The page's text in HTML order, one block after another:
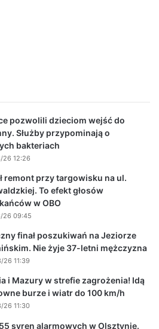
pozwolili dzieciom wejść do
Służby przypominają o
bakteriach
26 12:26
remont przy targowisku na ul.
To efekt głosów
w OBO
26 09:45
finał poszukiwań na Jeziorze
Nie żyje 37-letni mężczyzna
26 11:39
i Mazury w strefie zagrożenia! Idą
burze i wiatr do 100 km/h
26 11:30
syren alarmowych w Olsztynie.